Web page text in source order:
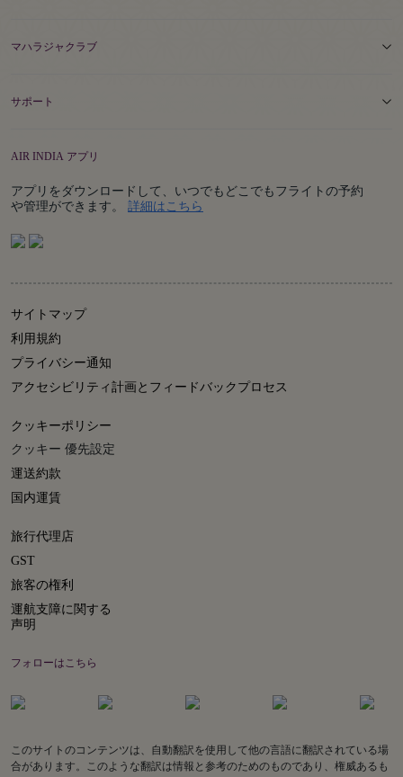
マハラジャクラブ
サポート
AIR INDIA アプリ
アプリをダウンロードして、いつでもどこでもフライトの予約
や管理ができます。 詳細はこちら
サイトマップ
利用規約
プライバシー通知
アクセシビリティ計画とフィードバックプロセス
クッキーポリシー
クッキー 優先設定
運送約款
国内運賃
旅行代理店
GST
旅客の権利
運航支障に関する
声明
フォローはこちら
このサイトのコンテンツは、自動翻訳を使用して他の言語に翻訳されている場
合があります。このような翻訳は情報と参考のためのものであり、権威あるも